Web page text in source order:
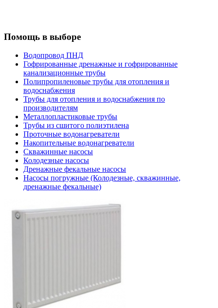
Помощь в выборе
Водопровод ПНД
Гофрированные дренажные и гофрированные
канализационные трубы
Полипропиленовые трубы для отопления и
водоснабжения
Трубы для отопления и водоснабжения по
производителям
Металлопластиковые трубы
Трубы из сшитого полиэтилена
Проточные водонагреватели
Накопительные водонагреватели
Скважинные насосы
Колодезные насосы
Дренажные фекальные насосы
Насосы погружные (Колодезные, скважинные,
дренажные фекальные)